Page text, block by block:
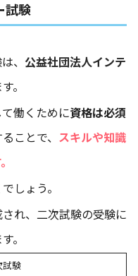
試験
、 公益社団法人インテ
。
働くために資格は必須
ことで、 スキルや知識
しょう。
れ、二次試験の受験に
。
試験